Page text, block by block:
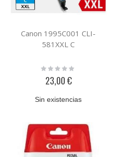
Canon 1995C001 CLI-
581XXL C
Rating:
23,00 €
Sin existencias